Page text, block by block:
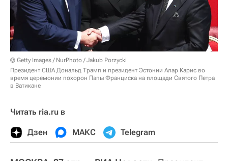
© Getty Images / NurPhoto / Jakub Porzycki
Президент США Дональд Трамп и президент Эстонии Алар Карис во
время церемонии похорон Папы Франциска на площади Святого Петра
в Ватикане
Читать ria.ru в
Дзен МАКС Telegram